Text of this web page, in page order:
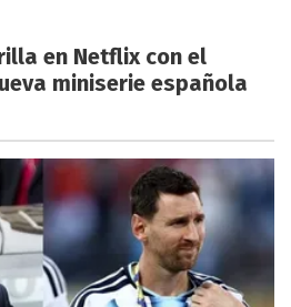
en Netflix con el
miniserie española